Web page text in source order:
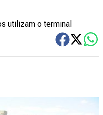
utilizam o terminal